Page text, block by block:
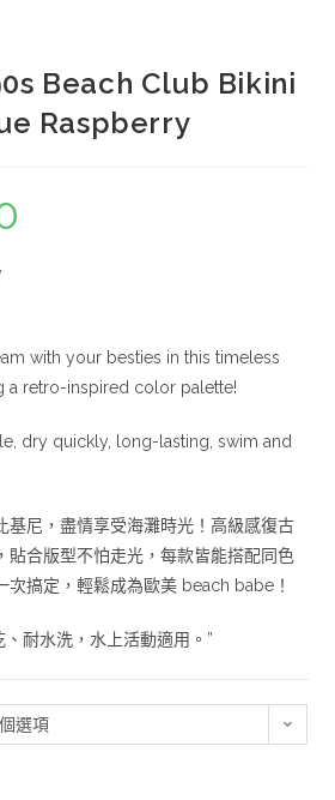
Beach Club Bikini
Raspberry
with your besties in this timeless
a retro-inspired color palette!
dry quickly, long-lasting, swim and
基尼，盡情享受海灘時光！高級感復古
貼合版型不怕走光，每款皆能搭配同色
次搞定，輕鬆成為歐美 beach babe！
耐水洗，水上活動適用。”
選項